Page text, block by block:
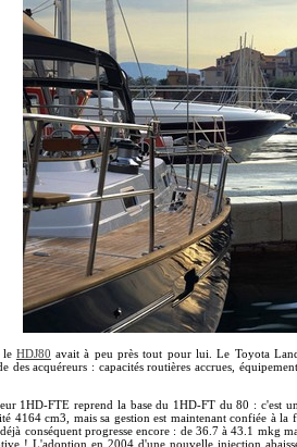
le HDJ80 avait à peu près tout pour lui. Le Toyota
des acquéreurs : capacités routières accrues,
1HD-FTE reprend la base du 1HD-FT du 80 : c'est
4164 cm3, mais sa gestion est maintenant confiée à la
conséquent progresse encore : de 36.7 à 43.1 mkg
! L'adoption en 2004 d'une nouvelle injection